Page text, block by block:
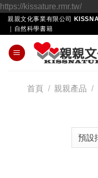
https://kissature.rmr.tw/Skip
to
親親文化事業有限公司
｜自然科學書籍
首頁 / 親親產品 /